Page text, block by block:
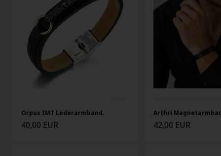
Orpus IMT Lederarmband.
40,00 EUR
Arthri
42,00 EUR